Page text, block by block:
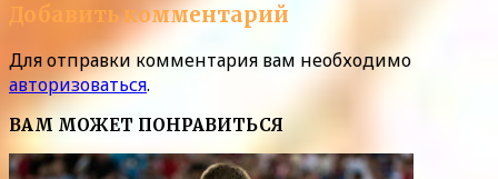
Добавить комментарий
Для отправки комментария вам необходимо
авторизоваться.
ВАМ МОЖЕТ ПОНРАВИТЬСЯ